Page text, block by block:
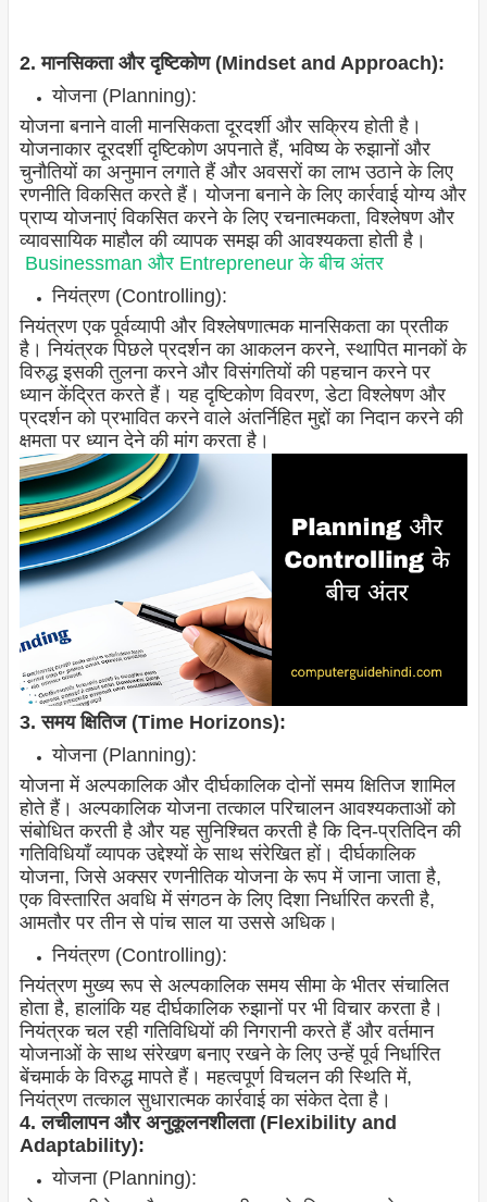
2. मानसिकता और दृष्टिकोण (Mindset and Approach):
योजना (Planning):
योजना बनाने वाली मानसिकता दूरदर्शी और सक्रिय होती है।
योजनाकार दूरदर्शी दृष्टिकोण अपनाते हैं, भविष्य के रुझानों और
चुनौतियों का अनुमान लगाते हैं और अवसरों का लाभ उठाने के लिए
रणनीति विकसित करते हैं। योजना बनाने के लिए कार्रवाई योग्य और
प्राप्य योजनाएं विकसित करने के लिए रचनात्मकता, विश्लेषण और
व्यावसायिक माहौल की व्यापक समझ की आवश्यकता होती है।
Businessman और Entrepreneur के बीच अंतर
नियंत्रण (Controlling):
नियंत्रण एक पूर्वव्यापी और विश्लेषणात्मक मानसिकता का प्रतीक
है। नियंत्रक पिछले प्रदर्शन का आकलन करने, स्थापित मानकों के
विरुद्ध इसकी तुलना करने और विसंगतियों की पहचान करने पर
ध्यान केंद्रित करते हैं। यह दृष्टिकोण विवरण, डेटा विश्लेषण और
प्रदर्शन को प्रभावित करने वाले अंतर्निहित मुद्दों का निदान करने की
क्षमता पर ध्यान देने की मांग करता है।
3. समय क्षितिज (Time Horizons):
योजना (Planning):
योजना में अल्पकालिक और दीर्घकालिक दोनों समय क्षितिज शामिल
होते हैं। अल्पकालिक योजना तत्काल परिचालन आवश्यकताओं को
संबोधित करती है और यह सुनिश्चित करती है कि दिन-प्रतिदिन की
गतिविधियाँ व्यापक उद्देश्यों के साथ संरेखित हों। दीर्घकालिक
योजना, जिसे अक्सर रणनीतिक योजना के रूप में जाना जाता है,
एक विस्तारित अवधि में संगठन के लिए दिशा निर्धारित करती है,
आमतौर पर तीन से पांच साल या उससे अधिक।
नियंत्रण (Controlling):
नियंत्रण मुख्य रूप से अल्पकालिक समय सीमा के भीतर संचालित
होता है, हालांकि यह दीर्घकालिक रुझानों पर भी विचार करता है।
नियंत्रक चल रही गतिविधियों की निगरानी करते हैं और वर्तमान
योजनाओं के साथ संरेखण बनाए रखने के लिए उन्हें पूर्व निर्धारित
बेंचमार्क के विरुद्ध मापते हैं। महत्वपूर्ण विचलन की स्थिति में,
नियंत्रण तत्काल सुधारात्मक कार्रवाई का संकेत देता है।
4. लचीलापन और अनुकूलनशीलता (Flexibility and
Adaptability):
योजना (Planning):